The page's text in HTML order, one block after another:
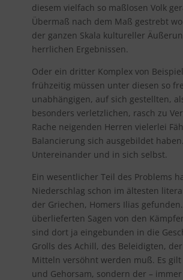
diesem vielfach so maßlosen Volk
Übermaß nach dem Maß gestrebt
der ganzen Skala kultureller
herrlichen Ergebnissen.
Oder ein dritter Komplex von
frühzeitig müssen unter diesen so
unabhängigen, auf sich gestellten,
besonders verletzlichen, rasch zu
Rache neigenden Herren vielerlei
Balancierung sich ausgebildet haben.
Untereinander und in sich selbst.
Ein wesentlicher Teil des Problems
Niederschlag schon im ältesten
der Griechen, Homers Ilias
überlieferten Sagen von den
sind dort ja eingebunden in die
Grolls des Achill, des Beleidigten,
Mitteln versöhnt werden muß. Es
und Gehorsam, sondern der –